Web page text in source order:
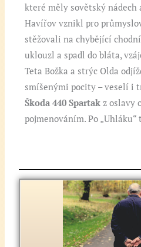
které měly sovětský nádech
Havířov vznikl pro
stěžovali na chybějící
uklouzl a spadl do bláta,
Teta Božka a strýc Olda
smíšenými pocity – veselí i
Škoda 440 Spartak z oslavy
pojmenováním. Po „Uhláku“